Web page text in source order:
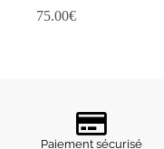
75.00€
Paiement sécurisé